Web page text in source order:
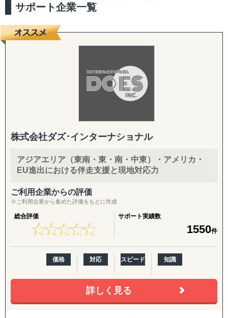
サポート企業一覧
株式会社ダズ･インターナショナル
アジアエリア（東南・東・南・中東）・アメリカ・
EU進出における伴走支援と現地対応力
ご利用企業からの評価
※ご利用企業から集めた評価をもとに作成
総合評価
★★★★★
★★★★★
サポート実績数
1550件
価格 対応 スピード 知識
詳しく見る